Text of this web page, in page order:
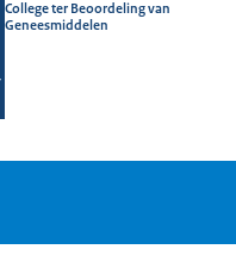
College ter Beoordeling van
Geneesmiddelen